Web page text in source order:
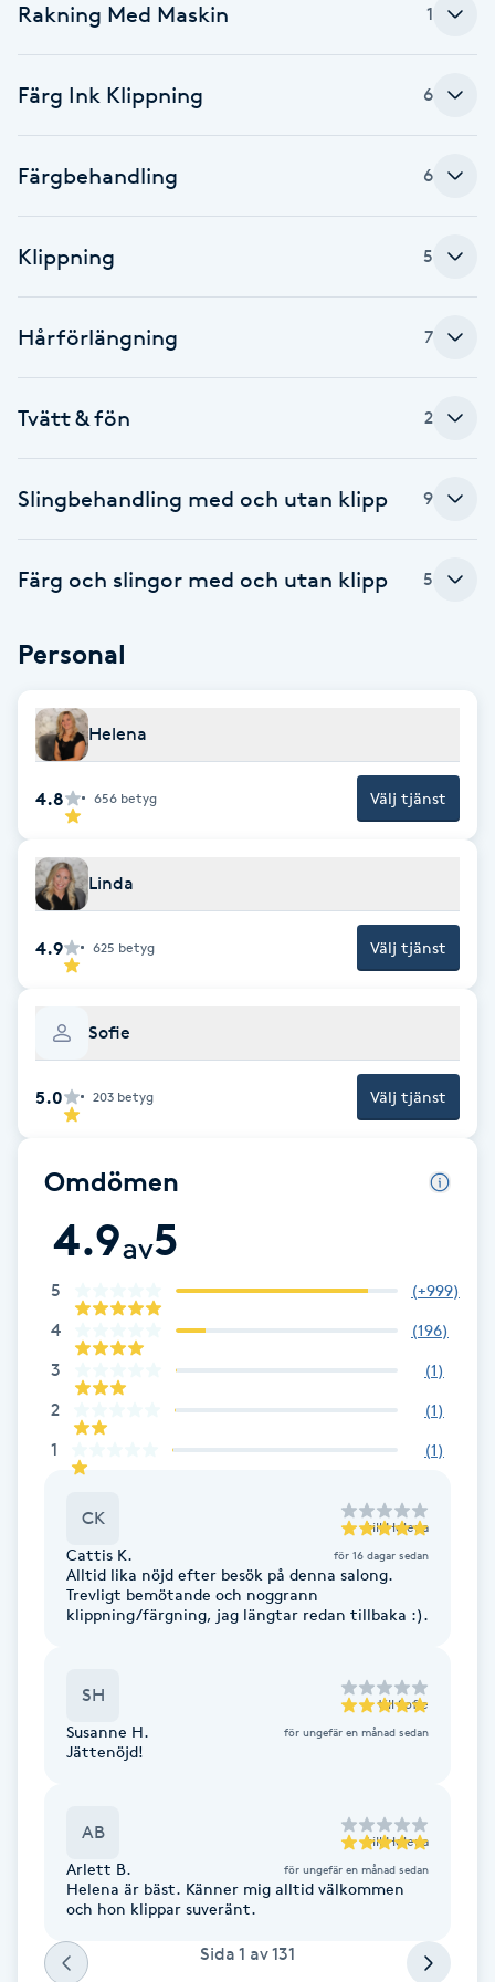
Balayage
Bambumassage
BIAB
Blowout
Brynformning
Brynfärgning
Brynplockning
Bröllopsuppsättning
Celluliter
Coachning
Cryoterapi
Dermapen
Enzympeeling
Extensions
Extensions borttagning
Eyeliner-tatuering
Face framing
Fet hårbotten
Fettreducering
Fotmassage
Rakning Med Maskin 1
Färg Ink Klippning 6
Färgbehandling 6
Klippning 5
Hårförlängning 7
Tvätt & fön 2
Slingbehandling med och utan klipp 9
Färg och slingor med och utan klipp 5
Personal
Helena
4.8 656 betyg Välj tjänst
Linda
4.9 625 betyg Välj tjänst
Sofie
5.0 203 betyg Välj tjänst
Omdömen
4.9av5
5 (+999)
4 (196)
3 (1)
2 (1)
1 (1)
CK till Helena
Cattis K. för 16 dagar sedan
Alltid lika nöjd efter besök på denna salong.
Trevligt bemötande och noggrann
klippning/färgning, jag längtar redan tillbaka :).
SH till Sofie
Susanne H. för ungefär en månad sedan
Jättenöjd!
AB till Helena
Arlett B. för ungefär en månad sedan
Helena är bäst. Känner mig alltid välkommen
och hon klippar suveränt.
Sida 1 av131